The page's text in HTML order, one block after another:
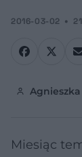
2016-03-02
Miesiąc